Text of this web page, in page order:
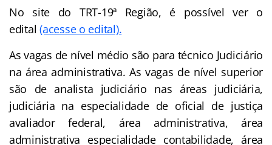
No site do TRT-19ª Região, é possível ver o
edital(acesse o edital).
As vagas de nível médio são para técnico Judiciário
na área administrativa. As vagas de nível superior
são de analista judiciário nas áreas judiciária,
judiciária na especialidade de oficial de justiça
avaliador federal, área administrativa, área
administrativa especialidade contabilidade, área